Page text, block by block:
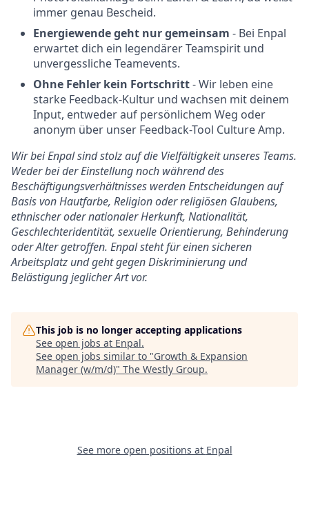
immer genau Bescheid.
Energiewende geht nur gemeinsam - Bei Enpal
erwartet dich ein legendärer Teamspirit und
unvergessliche Teamevents.
Ohne Fehler kein Fortschritt- Wir leben eine
starke Feedback-Kultur und wachsen mit deinem
Input, entweder auf persönlichem Weg oder
anonym über unser Feedback-Tool Culture Amp.
Wir bei Enpal sind stolz auf die Vielfältigkeit unseres Teams.
Weder bei der Einstellung noch während des
Beschäftigungsverhältnisses werden Entscheidungen auf
Basis von Hautfarbe, Religion oder religiösen Glaubens,
ethnischer oder nationaler Herkunft, Nationalität,
Geschlechteridentität, sexuelle Orientierung, Behinderung
oder Alter getroffen. Enpal steht für einen sicheren
Arbeitsplatz und geht gegen Diskriminierung und
Belästigung jeglicher Art vor.
This job is no longer accepting applications
See open jobs at Enpal.
See open jobs similar to "Growth & Expansion
Manager (w/m/d)" The Westly Group.
See more open positions at Enpal